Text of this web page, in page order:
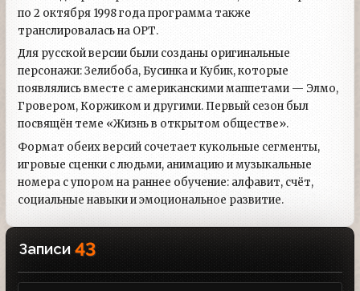
по 2 октября 1998 года программа также
транслировалась на ОРТ.
Для русской версии были созданы оригинальные
персонажи: Зелибоба, Бусинка и Кубик, которые
появлялись вместе с американскими маппетами — Элмо,
Гровером, Коржиком и другими. Первый сезон был
посвящён теме «Жизнь в открытом обществе».
Формат обеих версий сочетает кукольные сегменты,
игровые сценки с людьми, анимацию и музыкальные
номера с упором на раннее обучение: алфавит, счёт,
социальные навыки и эмоциональное развитие.
Записи 43